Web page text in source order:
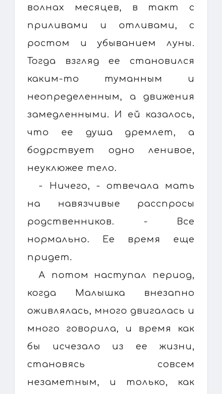
волнах месяцев, в такт с
приливами и отливами, с
ростом и убыванием луны.
Тогда взгляд ее становился
каким-то туманным и
неопределенным, а движения
замедленными. И ей казалось,
что ее душа дремлет, а
бодрствует одно ленивое,
неуклюжее тело.
- Ничего, - отвечала мать
на навязчивые расспросы
родственников. - Все
нормально. Ее время еще
придет.
А потом наступал период,
когда Малышка внезапно
оживлялась, много двигалась и
много говорила, и время как
бы исчезало из ее жизни,
становясь совсем
незаметным, и только, как